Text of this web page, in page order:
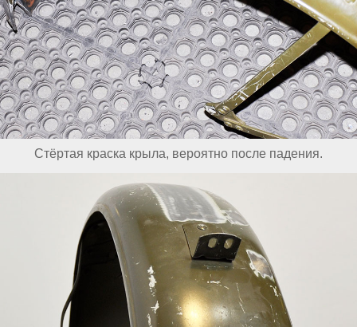
Стёртая краска крыла, вероятно после падения.